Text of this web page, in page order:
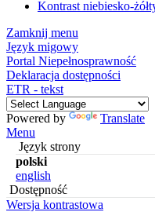
Kontrast niebiesko-
Zamknij menu
Język migowy
Portal Niepełnosprawność
Deklaracja dostępności
ETR - tekst
Powered by
Translate
Menu
Język strony
polski
english
Dostępność
Wersja kontrastowa